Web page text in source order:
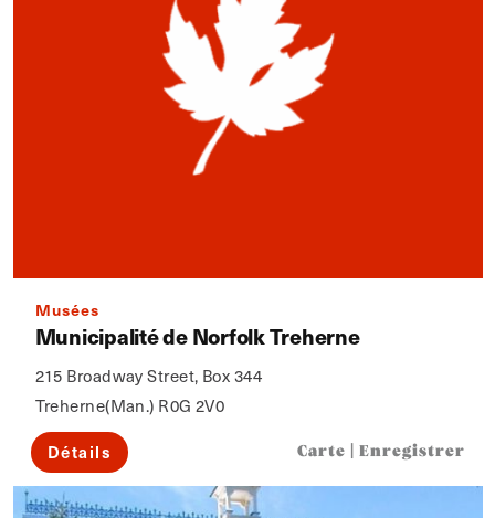
Musées
Municipalité de Norfolk Treherne
215 Broadway Street, Box 344
Treherne(Man.) R0G 2V0
Détails Carte Enregistrer